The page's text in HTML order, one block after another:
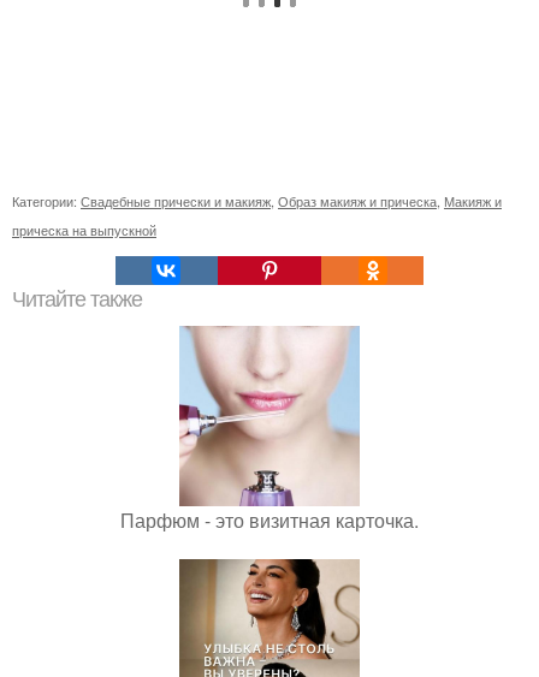
Категории: Свадебные прически и макияж Образ макияж и прическа Макияж и
прическа на выпускной
Читайте также
Парфюм - это визитная карточка.